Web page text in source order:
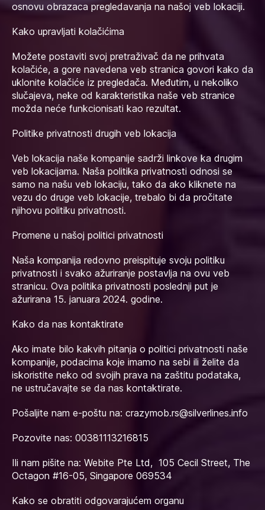
osnovu obrazaca pregledavanja na našoj veb lokaciji.
Kako upravljati kolačićima
Možete postaviti svoj pretraživač da ne prihvata
kolačiće, a gore navedena veb stranica govori kako da
uklonite kolačiće iz pregledača. Međutim, u nekoliko
slučajeva, neke od karakteristika naše veb stranice
možda neće funkcionisati kao rezultat.
Politike privatnosti drugih veb lokacija
Veb lokacija naše kompanije sadrži linkove ka drugim
veb lokacijama. Naša politika privatnosti odnosi se
samo na našu veb lokaciju, tako da ako kliknete na
vezu do druge veb lokacije, trebalo bi da pročitate
njihovu politiku privatnosti.
Promene u našoj politici privatnosti
Naša kompanija redovno preispituje svoju politiku
privatnosti i svako ažuriranje postavlja na ovu veb
stranicu. Ova politika privatnosti poslednji put je
ažurirana 15. januara 2024. godine.
Kako da nas kontaktirate
Ako imate bilo kakvih pitanja o politici privatnosti naše
kompanije, podacima koje imamo na sebi ili želite da
iskoristite neko od svojih prava na zaštitu podataka,
ne ustručavajte se da nas kontaktirate.
Pošaljite nam e-poštu na: crazymob.rs@silverlines.info
Pozovite nas: 00381113216815
Ili nam pišite na: Webite Pte Ltd, 105 Cecil Street, The
Octagon #16-05, Singapore 069534
Kako se obratiti odgovarajućem organu